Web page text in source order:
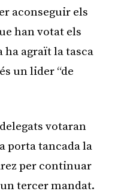
aconseguir els
han votat els
ha agraït la tasca
un lider “de
votaran
porta tancada la
per continuar
tercer mandat.